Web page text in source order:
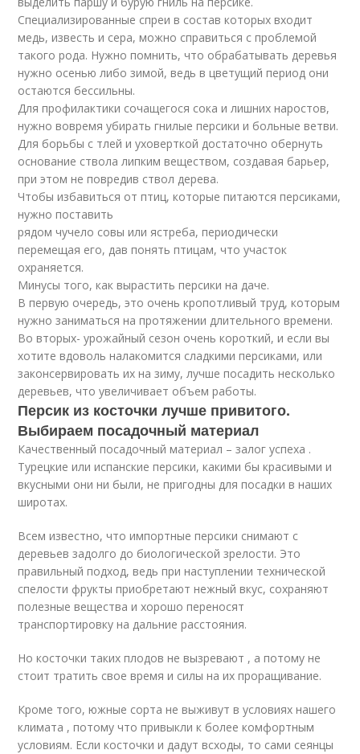
Специализированные спреи в состав которых входит
медь, известь и сера, можно справиться с проблемой
такого рода. Нужно помнить, что обрабатывать деревья
нужно осенью либо зимой, ведь в цветущий период они
остаются бессильны.
Для профилактики сочащегося сока и лишних наростов,
нужно вовремя убирать гнилые персики и больные ветви.
Для борьбы с тлей и уховерткой достаточно обернуть
основание ствола липким веществом, создавая барьер,
при этом не повредив ствол дерева.
Чтобы избавиться от птиц, которые питаются персиками,
нужно поставить
рядом чучело совы или ястреба, периодически
перемещая его, дав понять птицам, что участок
охраняется.
Минусы того, как вырастить персики на даче.
В первую очередь, это очень кропотливый труд, которым
нужно заниматься на протяжении длительного времени.
Во вторых- урожайный сезон очень короткий, и если вы
хотите вдоволь налакомится сладкими персиками, или
законсервировать их на зиму, лучше посадить несколько
деревьев, что увеличивает объем работы.
Персик из косточки лучше привитого.
Выбираем посадочный материал
Качественный посадочный материал – залог успеха .
Турецкие или испанские персики, какими бы красивыми и
вкусными они ни были, не пригодны для посадки в наших
широтах.
Всем известно, что импортные персики снимают с
деревьев задолго до биологической зрелости. Это
правильный подход, ведь при наступлении технической
спелости фрукты приобретают нежный вкус, сохраняют
полезные вещества и хорошо переносят
транспортировку на дальние расстояния.
Но косточки таких плодов не вызревают , а потому не
стоит тратить свое время и силы на их проращивание.
Кроме того, южные сорта не выживут в условиях нашего
климата , потому что привыкли к более комфортным
условиям. Если косточки и дадут всходы, то сами сеянцы